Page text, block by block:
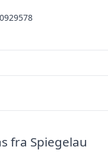
fra Spiegelau